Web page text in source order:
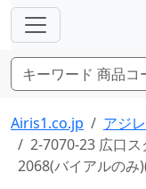
Airis1.co.jp
アジ
2-7070-23 広口
2068(バイアルのみ